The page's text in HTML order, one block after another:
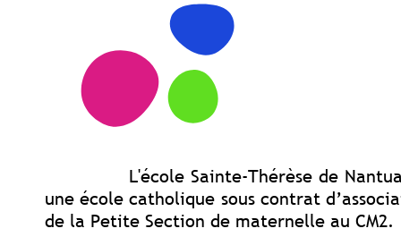
L'école Sainte-Thérèse de
une école catholique sous contrat
de la Petite Section de maternelle au CM2.